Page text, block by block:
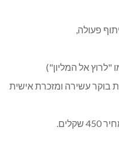
פעולה,
"לרוץ אל המליון")
בוקר עשירה ומזכרת אישית